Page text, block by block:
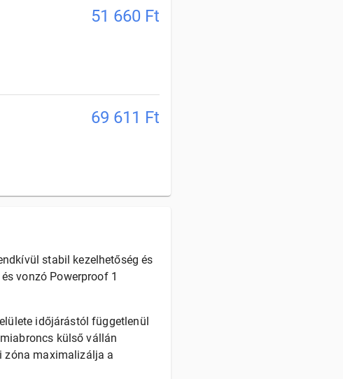
51 660 Ft
69 611 Ft
stabil kezelhetőség és
vonzó Powerproof 1
időjárástól függetlenül
külső vállán
zóna maximalizálja a